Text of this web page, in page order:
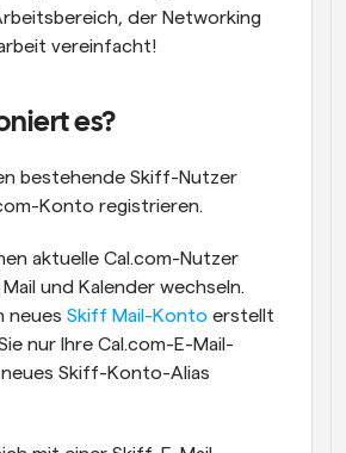
der Networking
vereinfacht!
es?
bestehende Skiff-Nutzer
Konto registrieren.
aktuelle Cal.com-Nutzer
und Kalender wechseln.
neues Skiff Mail-Konto erstellt
nur Ihre Cal.com-E-Mail-
Skiff-Konto-Alias